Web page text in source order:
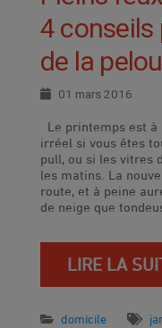
4 conseils
de la
01 mars 2016
Le printemps est à
irréel si vous êtes
pull, ou si les vitres
les matins. La
route, et à peine
de neige que
LIRE LA
domicile